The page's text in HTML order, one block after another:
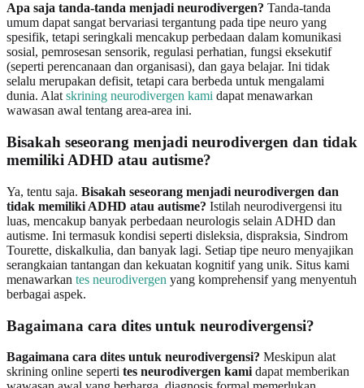
Apa saja tanda-tanda menjadi neurodivergen? Tanda-tanda
umum dapat sangat bervariasi tergantung pada tipe neuro yang
spesifik, tetapi seringkali mencakup perbedaan dalam komunikasi
sosial, pemrosesan sensorik, regulasi perhatian, fungsi eksekutif
(seperti perencanaan dan organisasi), dan gaya belajar. Ini tidak
selalu merupakan defisit, tetapi cara berbeda untuk mengalami
dunia. Alatskrining neurodivergen kami dapat menawarkan
wawasan awal tentang area-area ini.
Bisakah seseorang menjadi neurodivergen dan tidak
memiliki ADHD atau autisme?
Ya, tentu saja. Bisakah seseorang menjadi neurodivergen dan
tidak memiliki ADHD atau autisme? Istilah neurodivergensi itu
luas, mencakup banyak perbedaan neurologis selain ADHD dan
autisme. Ini termasuk kondisi seperti disleksia, dispraksia, Sindrom
Tourette, diskalkulia, dan banyak lagi. Setiap tipe neuro menyajikan
serangkaian tantangan dan kekuatan kognitif yang unik. Situs kami
menawarkan tes neurodivergen yang komprehensif yang menyentuh
berbagai aspek.
Bagaimana cara dites untuk neurodivergensi?
Bagaimana cara dites untuk neurodivergensi? Meskipun alat
skrining online seperti tes neurodivergen kami dapat memberikan